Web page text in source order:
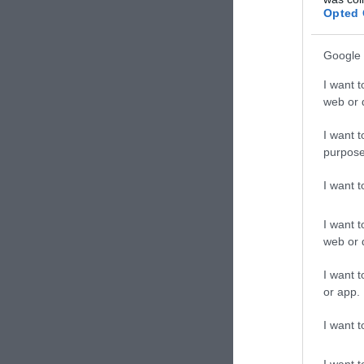
Opted
Google
I want
web or
I want
I want
I want
web or
I want
or app.
I want
ΣΧΟΛΙΑΣΤΕ